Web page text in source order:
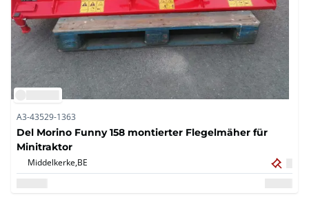
A3-43529-1363
Del Morino Funny 158 montierter Flegelmäher für
Minitraktor
Middelkerke,BE